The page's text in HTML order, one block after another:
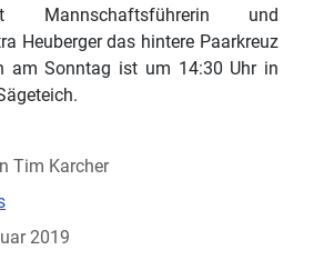
Mannschaftsführerin und
Heuberger das hintere Paarkreuz
am Sonntag ist um 14:30 Uhr in
Tim Karcher
2019